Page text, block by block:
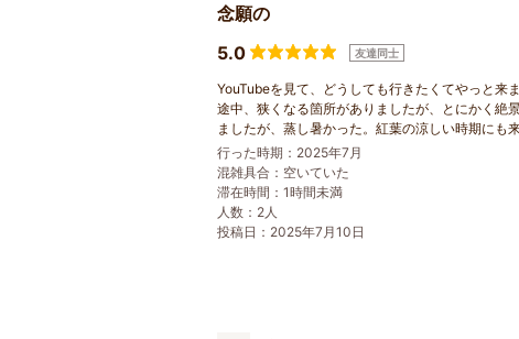
念願の
5.0
友達同士
YouTubeを見て、どうしても行きたくてやっと来ま
途中、狭くなる箇所がありましたが、とにかく絶
ましたが、蒸し暑かった。紅葉の涼しい時期にも来
行った時期：2025年7月
混雑具合：空いていた
滞在時間：1時間未満
人数：2人
投稿日：2025年7月10日